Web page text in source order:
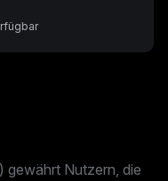
gewährt Nutzern, die